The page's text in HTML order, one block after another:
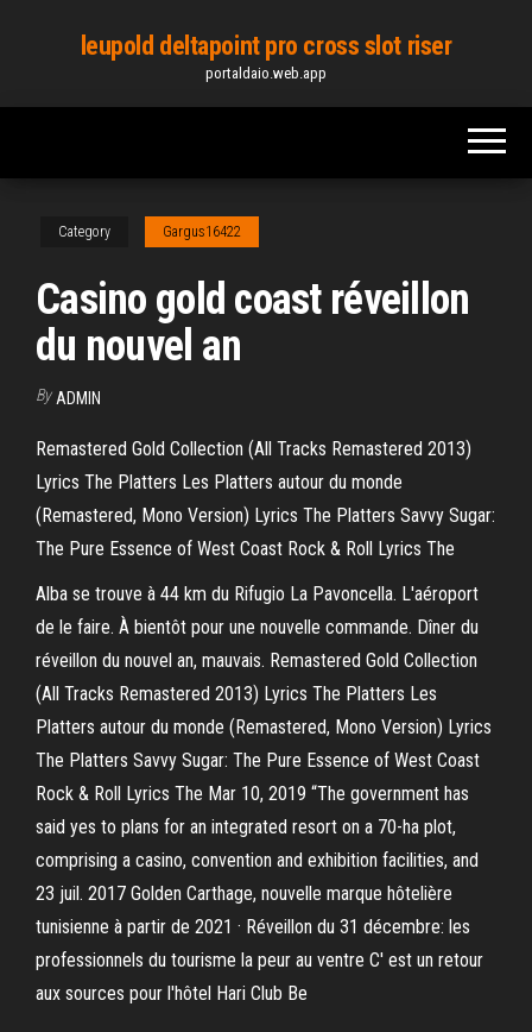
content
leupold deltapoint pro cross slot riser
portaldaio.web.app
Category Gargus16422
Casino gold coast réveillon
du nouvel an
By ADMIN
Remastered Gold Collection (All Tracks Remastered 2013)
Lyrics The Platters Les Platters autour du monde
(Remastered, Mono Version) Lyrics The Platters Savvy Sugar:
The Pure Essence of West Coast Rock & Roll Lyrics The
Alba se trouve à 44 km du Rifugio La Pavoncella. L'aéroport
de le faire. À bientôt pour une nouvelle commande. Dîner du
réveillon du nouvel an, mauvais. Remastered Gold Collection
(All Tracks Remastered 2013) Lyrics The Platters Les
Platters autour du monde (Remastered, Mono Version) Lyrics
The Platters Savvy Sugar: The Pure Essence of West Coast
Rock & Roll Lyrics The Mar 10, 2019 “The government has
said yes to plans for an integrated resort on a 70-ha plot,
comprising a casino, convention and exhibition facilities, and
23 juil. 2017 Golden Carthage, nouvelle marque hôtelière
tunisienne à partir de 2021 · Réveillon du 31 décembre: les
professionnels du tourisme la peur au ventre C' est un retour
aux sources pour l'hôtel Hari Club Be